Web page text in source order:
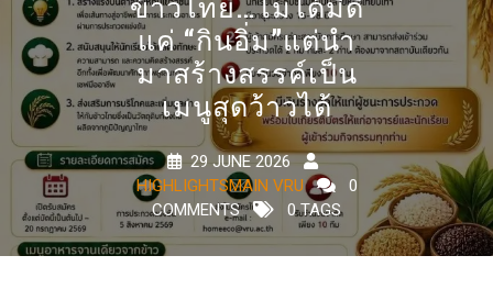
ข้าวไทย…ไม่ได้มีดี
แค่ “กินอิ่ม”แต่นำ
มาสร้างสรรค์เป็น
เมนูสุดว้าวได้
29 JUNE 2026
HIGHLIGHTSMAIN VRU
0
COMMENTS
0 TAGS